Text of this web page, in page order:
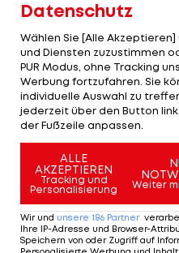
einer möglichen Offerte
Stürmer-Star.
Lewandowski prüft
und möchte sich alle
Neben Fenerbahçe
Interesse am Stürmer
Alle bisherigen
Datenschutz
Wählen Sie [Alle
und Diensten zuzustimmen
PUR Modus, ohne Tracking
Werbung fortzufahren. Sie
individuelle Auswahl zu
jederzeit über den Button
der Fußzeile anpassen.
ALLE
AKZEPTIEREN
Tracking und
Personalisierung
Weiter
Wir und unsere 186 Partner
Ihre IP-Adresse und Browser-
Speichern von oder Zugriff auf